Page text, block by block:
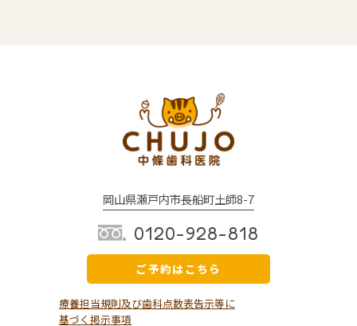
岡山県瀬戸内市長船町土師8-7
0120-928-818
ご予約はこちら
療養担当規則及び歯科点数表告示等に
基づく掲示事項